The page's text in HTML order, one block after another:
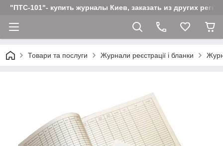
"ПТС-101"- купить журналы Киев, заказать из других
Товари та послуги Журнали реєстрації і бланки